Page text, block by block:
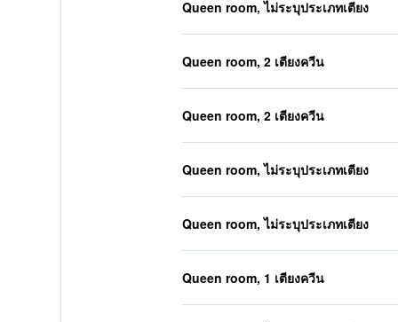
Queen room, ไม่ระบุประเภทเตียง
Queen room, 2 เตียงควีน
Queen room, 2 เตียงควีน
Queen room, ไม่ระบุประเภทเตียง
Queen room, ไม่ระบุประเภทเตียง
Queen room, 1 เตียงควีน